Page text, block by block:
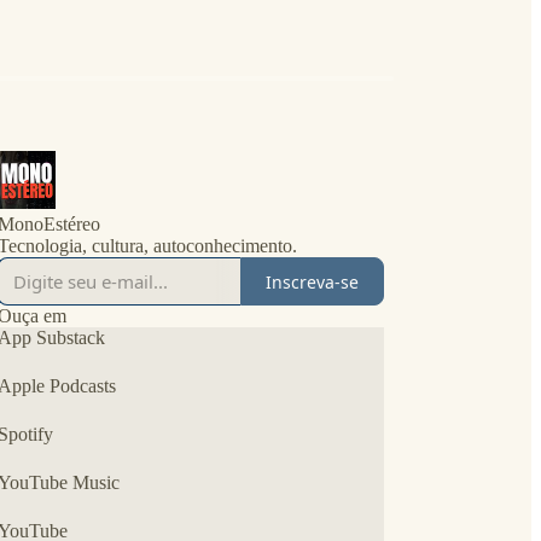
cultura, autoconhecimento.
Inscreva-se
em
Substack
Podcasts
Music